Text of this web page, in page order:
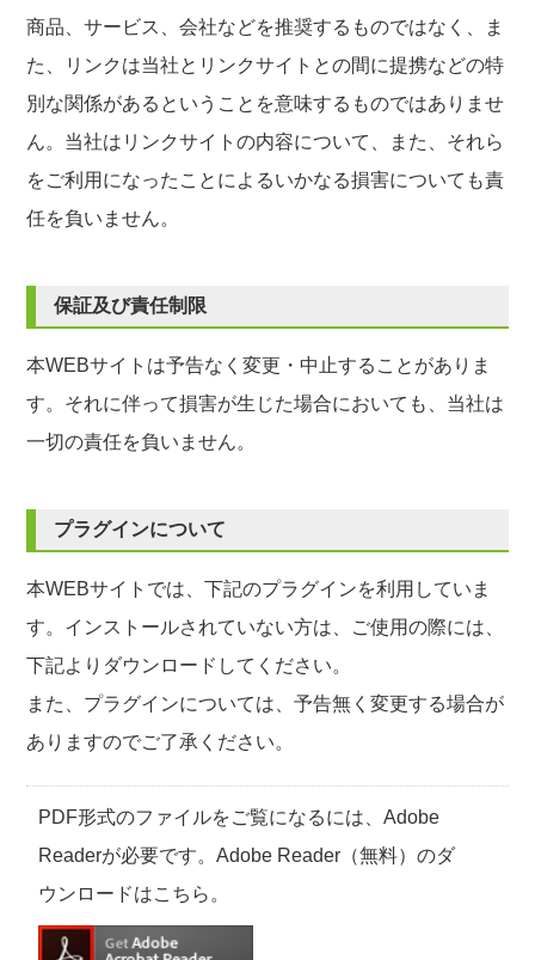
商品、サービス、会社などを推奨するものではなく、ま
た、リンクは当社とリンクサイトとの間に提携などの特
別な関係があるということを意味するものではありませ
ん。当社はリンクサイトの内容について、また、それら
をご利用になったことによるいかなる損害についても責
任を負いません。
保証及び責任制限
本WEBサイトは予告なく変更・中止することがありま
す。それに伴って損害が生じた場合においても、当社は
一切の責任を負いません。
プラグインについて
本WEBサイトでは、下記のプラグインを利用していま
す。インストールされていない方は、ご使用の際には、
下記よりダウンロードしてください。
また、プラグインについては、予告無く変更する場合が
ありますのでご了承ください。
PDF形式のファイルをご覧になるには、Adobe
Readerが必要です。Adobe Reader（無料）のダ
ウンロードはこちら。